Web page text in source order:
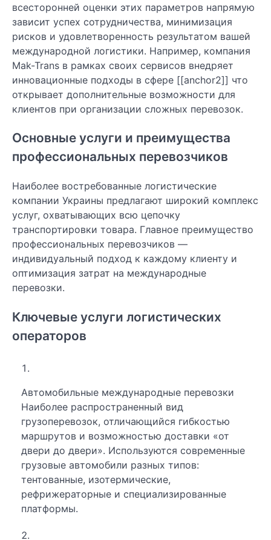
всесторонней оценки этих параметров напрямую
зависит успех сотрудничества, минимизация
рисков и удовлетворенность результатом вашей
международной логистики. Например, компания
Mak-Trans в рамках своих сервисов внедряет
инновационные подходы в сфере [[anchor2]] что
открывает дополнительные возможности для
клиентов при организации сложных перевозок.
Основные услуги и преимущества
профессиональных перевозчиков
Наиболее востребованные логистические
компании Украины предлагают широкий комплекс
услуг, охватывающих всю цепочку
транспортировки товара. Главное преимущество
профессиональных перевозчиков —
индивидуальный подход к каждому клиенту и
оптимизация затрат на международные
перевозки.
Ключевые услуги логистических
операторов
Автомобильные международные перевозки
Наиболее распространенный вид
грузоперевозок, отличающийся гибкостью
маршрутов и возможностью доставки «от
двери до двери». Используются современные
грузовые автомобили разных типов:
тентованные, изотермические,
рефрижераторные и специализированные
платформы.